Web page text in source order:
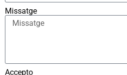
Missatge
Accepto